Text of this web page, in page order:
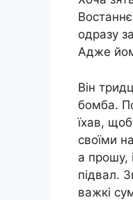
одразу
Адже
Він
бомба.
їхав,
своїми
а прошу,
підвал.
важкі